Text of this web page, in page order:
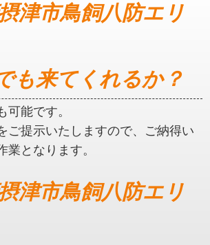
津市鳥飼八防エリ
も来てくれるか？
可能です。
ご提示いたしますので、ご納得い
業となります。
津市鳥飼八防エリ